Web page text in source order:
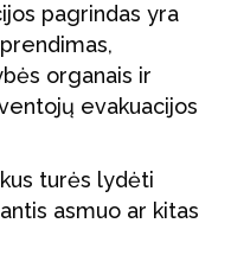
pagrindas yra
organais ir
evakuacijos
turės lydėti
asmuo ar kitas